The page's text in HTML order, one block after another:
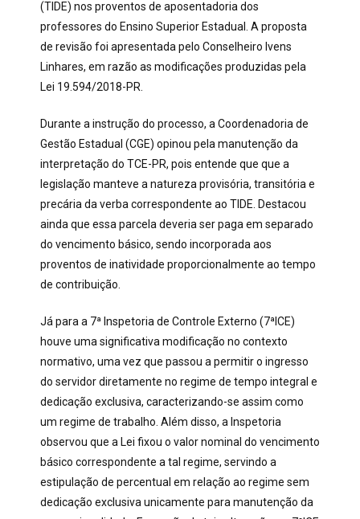
(TIDE) nos proventos de aposentadoria dos
professores do Ensino Superior Estadual. A proposta
de revisão foi apresentada pelo Conselheiro Ivens
Linhares, em razão as modificações produzidas pela
Lei 19.594/2018-PR.
Durante a instrução do processo, a Coordenadoria de
Gestão Estadual (CGE) opinou pela manutenção da
interpretação do TCE-PR, pois entende que que a
legislação manteve a natureza provisória, transitória e
precária da verba correspondente ao TIDE. Destacou
ainda que essa parcela deveria ser paga em separado
do vencimento básico, sendo incorporada aos
proventos de inatividade proporcionalmente ao tempo
de contribuição.
Já para a 7ª Inspetoria de Controle Externo (7ªICE)
houve uma significativa modificação no contexto
normativo, uma vez que passou a permitir o ingresso
do servidor diretamente no regime de tempo integral e
dedicação exclusiva, caracterizando-se assim como
um regime de trabalho. Além disso, a Inspetoria
observou que a Lei fixou o valor nominal do vencimento
básico correspondente a tal regime, servindo a
estipulação de percentual em relação ao regime sem
dedicação exclusiva unicamente para manutenção da